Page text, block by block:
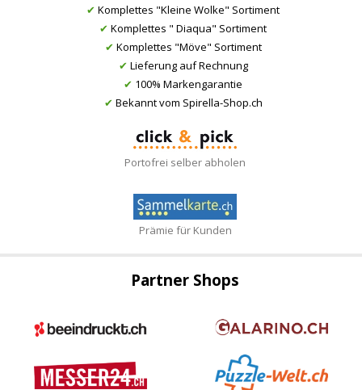
✔ Komplettes "Kleine Wolke" Sortiment
✔ Komplettes " Diaqua" Sortiment
✔ Komplettes "Möve" Sortiment
✔ Lieferung auf Rechnung
✔ 100% Markengarantie
✔ Bekannt vom Spirella-Shop.ch
Portofrei selber abholen
Prämie für Kunden
Partner Shops